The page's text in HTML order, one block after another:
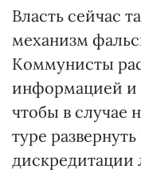
Власть сейчас
механизм
Коммунисты
информацией и
чтобы в случае
туре
дискредитации